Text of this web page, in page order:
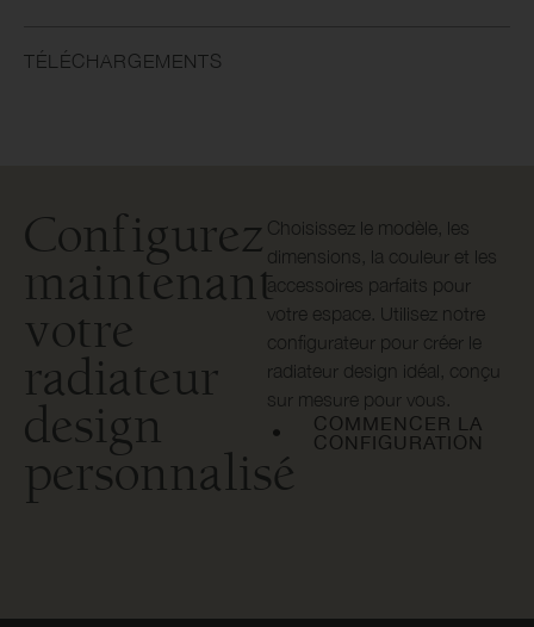
TÉLÉCHARGEMENTS
Configurez
maintenant
votre
radiateur
design
personnalisé
Choisissez le modèle, les
dimensions, la couleur et les
accessoires parfaits pour
votre espace. Utilisez notre
configurateur pour créer le
radiateur design idéal, conçu
sur mesure pour vous.
COMMENCER LA
CONFIGURATION